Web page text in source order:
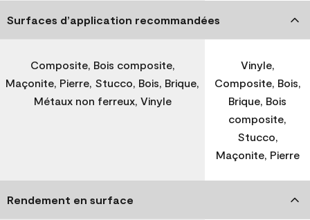
Surfaces d’application recommandées
Composite, Bois composite,
Maçonite, Pierre, Stucco, Bois, Brique,
Métaux non ferreux, Vinyle
Vinyle,
Composite, Bois,
Brique, Bois
composite,
Stucco,
Maçonite, Pierre
Rendement en surface